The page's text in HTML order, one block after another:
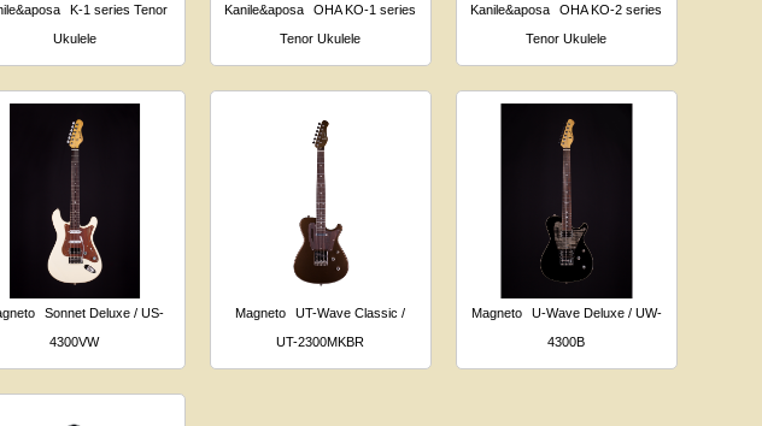
K-1 series Tenor
Ukulele
Kanile&aposa
OHA KO-1 series
Tenor Ukulele
Kanile&aposa
OHA KO-2 series
Tenor Ukulele
Sonnet Deluxe / US-
4300VW
Magneto
UT-Wave Classic /
UT-2300MKBR
Magneto
U-Wave Deluxe / UW-
4300B